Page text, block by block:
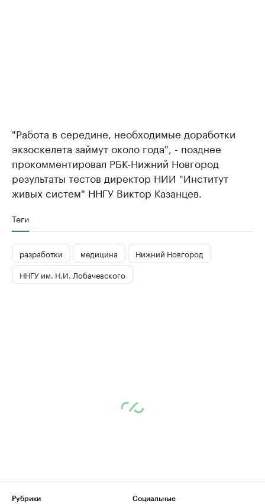
"Работа в середине, необходимые доработки
экзоскелета займут около года", - позднее
прокомментировал РБК-Нижний Новгород
результаты тестов директор НИИ "Институт
живых систем" ННГУ Виктор Казанцев.​
Теги
разработки медицина
Нижний Новгород
ННГУ им. Н.И. Лобачевского
Рубрики
Социальные